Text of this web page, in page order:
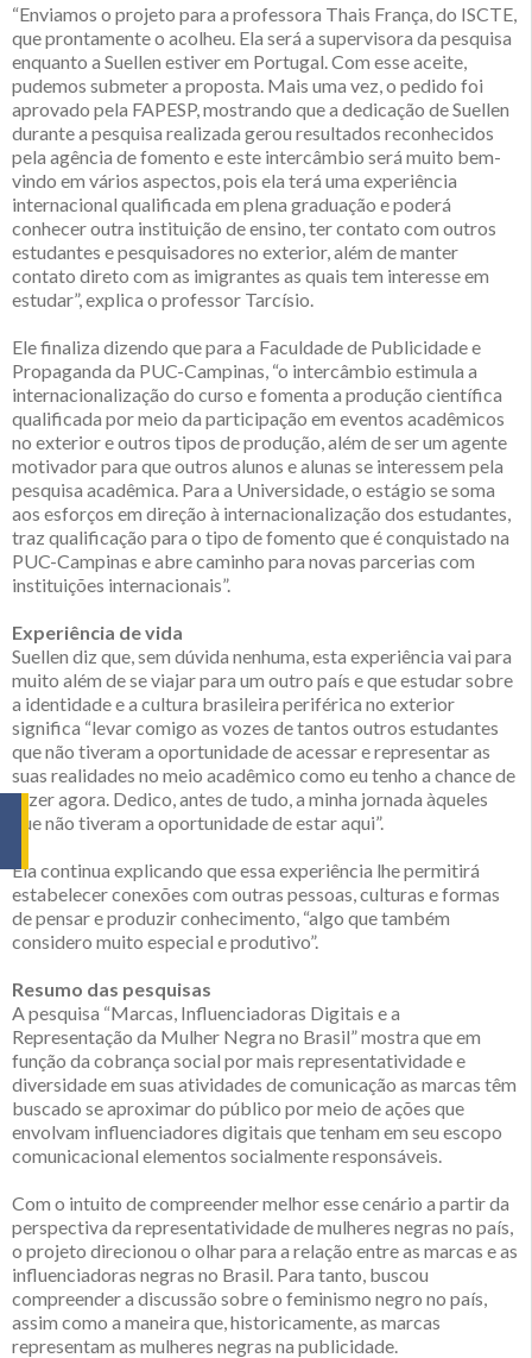
“Enviamos o projeto para a professora Thais França, do ISCTE,
que prontamente o acolheu. Ela será a supervisora da pesquisa
enquanto a Suellen estiver em Portugal. Com esse aceite,
pudemos submeter a proposta. Mais uma vez, o pedido foi
aprovado pela FAPESP, mostrando que a dedicação de Suellen
durante a pesquisa realizada gerou resultados reconhecidos
pela agência de fomento e este intercâmbio será muito bem-
vindo em vários aspectos, pois ela terá uma experiência
internacional qualificada em plena graduação e poderá
conhecer outra instituição de ensino, ter contato com outros
estudantes e pesquisadores no exterior, além de manter
contato direto com as imigrantes as quais tem interesse em
estudar”, explica o professor Tarcísio.
Ele finaliza dizendo que para a Faculdade de Publicidade e
Propaganda da PUC-Campinas, “o intercâmbio estimula a
internacionalização do curso e fomenta a produção científica
qualificada por meio da participação em eventos acadêmicos
no exterior e outros tipos de produção, além de ser um agente
motivador para que outros alunos e alunas se interessem pela
pesquisa acadêmica. Para a Universidade, o estágio se soma
aos esforços em direção à internacionalização dos estudantes,
traz qualificação para o tipo de fomento que é conquistado na
PUC-Campinas e abre caminho para novas parcerias com
instituições internacionais”.
Experiência de vida
Suellen diz que, sem dúvida nenhuma, esta experiência vai para
muito além de se viajar para um outro país e que estudar sobre
a identidade e a cultura brasileira periférica no exterior
significa “levar comigo as vozes de tantos outros estudantes
que não tiveram a oportunidade de acessar e representar as
suas realidades no meio acadêmico como eu tenho a chance de
fazer agora. Dedico, antes de tudo, a minha jornada àqueles
que não tiveram a oportunidade de estar aqui”.
Ela continua explicando que essa experiência lhe permitirá
estabelecer conexões com outras pessoas, culturas e formas
de pensar e produzir conhecimento, “algo que também
considero muito especial e produtivo”.
Resumo das pesquisas
A pesquisa “Marcas, Influenciadoras Digitais e a
Representação da Mulher Negra no Brasil” mostra que em
função da cobrança social por mais representatividade e
diversidade em suas atividades de comunicação as marcas têm
buscado se aproximar do público por meio de ações que
envolvam influenciadores digitais que tenham em seu escopo
comunicacional elementos socialmente responsáveis.
Com o intuito de compreender melhor esse cenário a partir da
perspectiva da representatividade de mulheres negras no país,
o projeto direcionou o olhar para a relação entre as marcas e as
influenciadoras negras no Brasil. Para tanto, buscou
compreender a discussão sobre o feminismo negro no país,
assim como a maneira que, historicamente, as marcas
representam as mulheres negras na publicidade.